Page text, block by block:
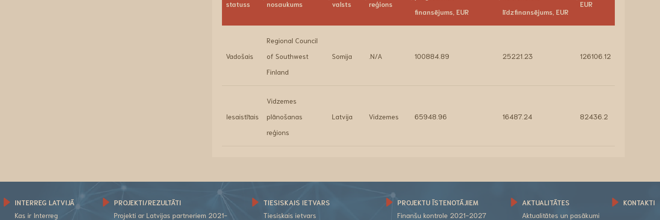
statuss
nosaukums
valsts
reģions
finansējums, EUR
līdzfinansējums, EUR
EUR
Vadošais
Regional Council
of Southwest
Finland
Somija .N/A 100884.89 25221.23 126106.12
Iesaistītais
Vidzemes
plānošanas
reģions
Latvija Vidzemes 65948.96 16487.24 82436.2
INTERREG LATVIJĀ
Kas ir Interreg
PROJEKTI/REZULTĀTI
Projekti ar Latvijas partneriem 2021-
TIESISKAIS IETVARS
Tiesiskais ietvars
PROJEKTU ĪSTENOTĀJIEM
Finanšu kontrole 2021-2027
AKTUALITĀTES
Aktualitātes un pasākumi
KONTAKTI